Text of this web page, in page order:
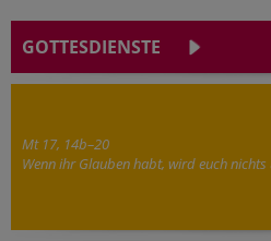
GOTTESDIENSTE
Mt 17, 14b–20
Wenn ihr Glauben habt, wird euch